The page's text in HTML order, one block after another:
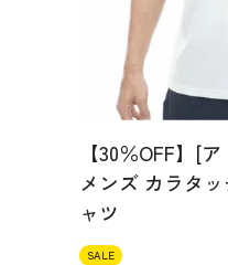
【30％OFF】[
メンズ カラタ
ャツ
SALE